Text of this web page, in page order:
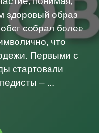
здоровый образ
собрал более
что
Первыми с
стартовали
– ...